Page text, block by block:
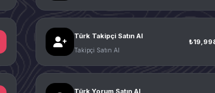
Türk Takipçi Satın Al
Takipçi Satın Al